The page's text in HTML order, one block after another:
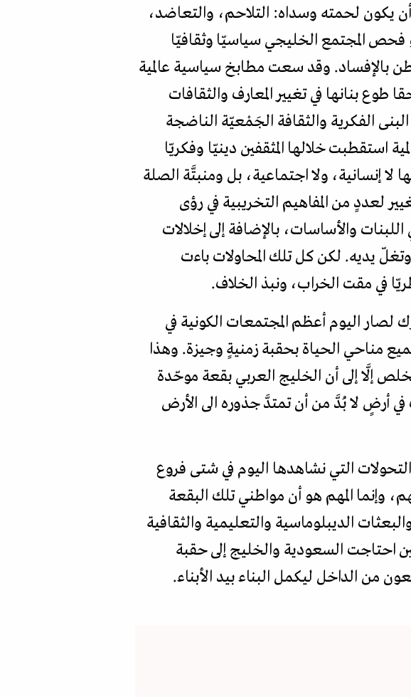
يكون لحمته وسداه: التلاحم، والتعاضد،
فحص المجتمع الخليجي سياسيّا وثقافيّا
بالإفساد. وقد سعت مطابخ سياسية عالمية
بنانها في تغيير المعارف والثقافات
الفكرية والثقافة الجَمْعيّة الناضجة
استقطبت خلالها المثقفين دينيّا وفكريّا
إنسانية، ولا اجتماعية، بل ومنبتَّة الصلة
لعددٍ من المفاهيم التخريبية في رؤى
والأساسات، بالإضافة إلى إخلالات
وتغلّ يديه. لكن كل تلك المحاولات باءت
في مقت الخراب، ونبذ الخلاف.
لصار اليوم أعظم المجتمعات الكونية في
مناحي الحياة بحقبة زمنيةٍ وجيزة. وهذا
إلَّا إلى أن الخليج العربي بقعة موحّدة
أرضٍ لا بُدَّ من أن تمتدَّ جذوره الى الأرض
التي نشاهدها اليوم في شتى فروع
وإنما المهم هو أن مواطني تلك البقعة
الديبلوماسية والتعليمية والثقافية
احتاجت السعودية والخليج إلى حقبة
من الداخل ليكمل البناء بيد الأبناء.